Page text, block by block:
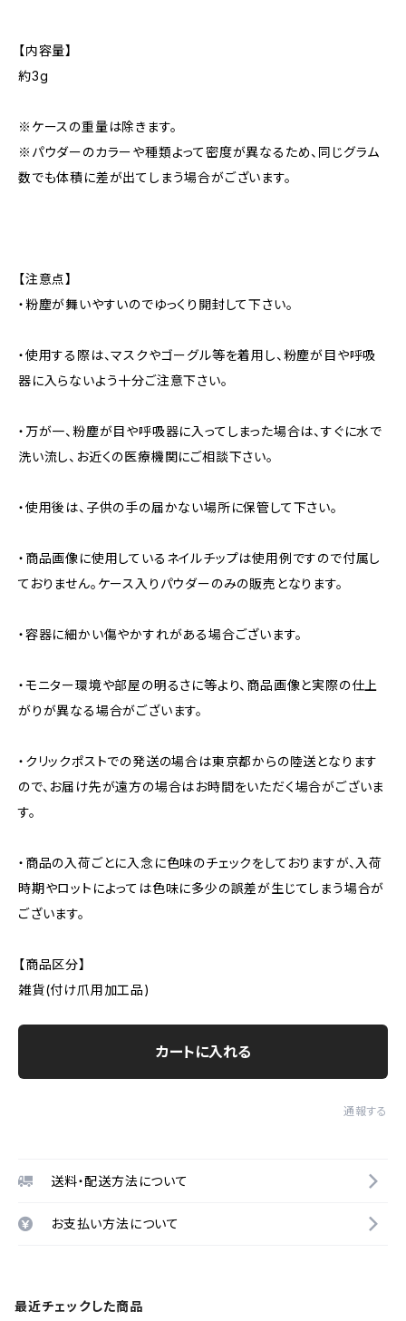
【内容量】
約3g
※ケースの重量は除きます。
※パウダーのカラーや種類よって密度が異なるため、同じグラム
数でも体積に差が出てしまう場合がございます。
【注意点】
・粉塵が舞いやすいのでゆっくり開封して下さい。
・使用する際は、マスクやゴーグル等を着用し、粉塵が目や呼吸
器に入らないよう十分ご注意下さい。
・万が一、粉塵が目や呼吸器に入ってしまった場合は、すぐに水で
洗い流し、お近くの医療機関にご相談下さい。
・使用後は、子供の手の届かない場所に保管して下さい。
・商品画像に使用しているネイルチップは使用例ですので付属し
ておりません。ケース入りパウダーのみの販売となります。
・容器に細かい傷やかすれがある場合ございます。
・モニター環境や部屋の明るさに等より、商品画像と実際の仕上
がりが異なる場合がございます。
・クリックポストでの発送の場合は東京都からの陸送となります
ので、お届け先が遠方の場合はお時間をいただく場合がございま
す。
・商品の入荷ごとに入念に色味のチェックをしておりますが、入荷
時期やロットによっては色味に多少の誤差が生じてしまう場合が
ございます。
【商品区分】
雑貨(付け爪用加工品)
カートに入れる
通報する
送料・配送方法について
お支払い方法について
最近チェックした商品